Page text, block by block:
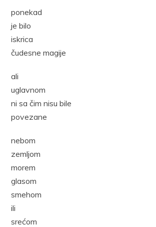
ponekad
je bilo
iskrica
čudesne magije
ali
uglavnom
ni sa čim nisu bile
povezane
nebom
zemljom
morem
glasom
smehom
ili
srećom